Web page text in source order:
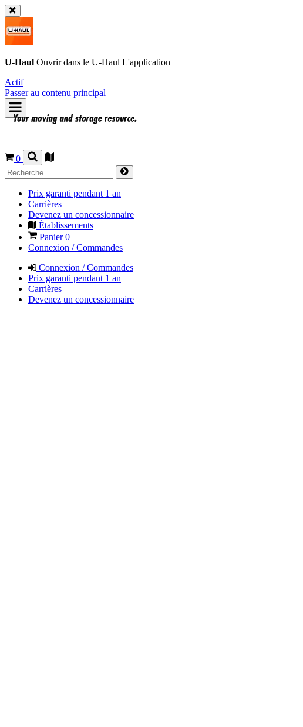
U-Haul Ouvrir dans le U-Haul L'application
Actif
Passer au contenu principal
0
Prix garanti pendant 1 an
Carrières
Devenez un concessionnaire
Établissements
Panier0
Connexion / Commandes
Connexion / Commandes
Prix garanti pendant 1 an
Carrières
Devenez un concessionnaire